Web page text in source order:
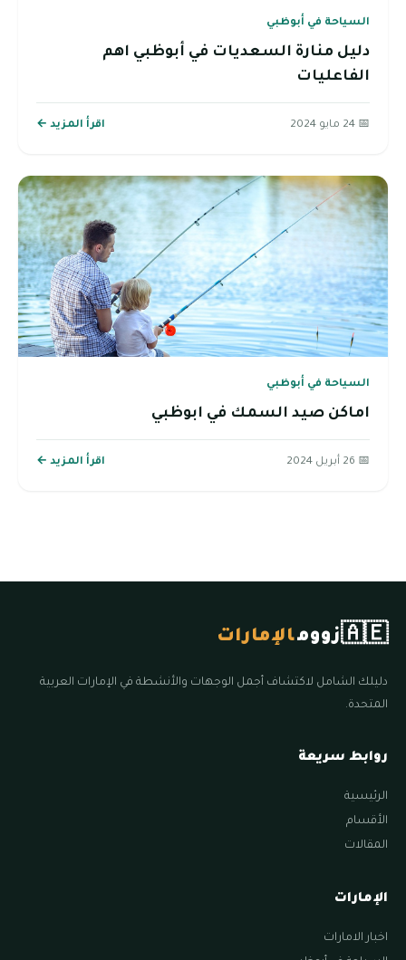
السياحة في أبوظبي
دليل منارة السعديات في أبوظبي اهم
الفاعليات
📅 24 مايو 2024 اقرأ المزيد ←
السياحة في أبوظبي
اماكن صيد السمك في ابوظبي
📅 26 أبريل 2024 اقرأ المزيد ←
🇦🇪زوومالإمارات
دليلك الشامل لاكتشاف أجمل الوجهات والأنشطة في الإمارات العربية
المتحدة.
روابط سريعة
الرئيسية
الأقسام
المقالات
الإمارات
اخبار الامارات